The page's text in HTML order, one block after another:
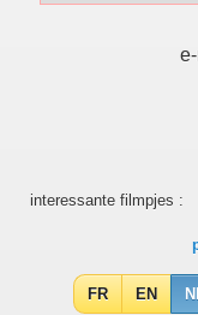
interessante filmpjes :
FR EN